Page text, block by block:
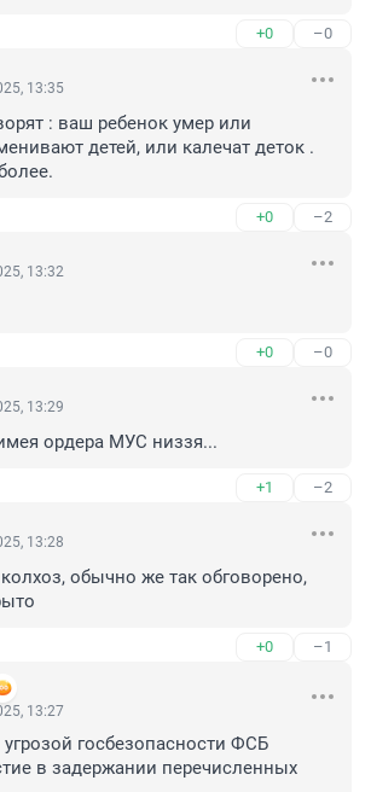
+0 –0
13:35
: ваш ребенок умер или
детей, или калечат деток .
+0 –2
13:32
+0 –0
13:29
ордера МУС низзя...
+1 –2
13:28
обычно же так обговорено,
+0 –1
13:27
госбезопасности ФСБ
в задержании перечисленных